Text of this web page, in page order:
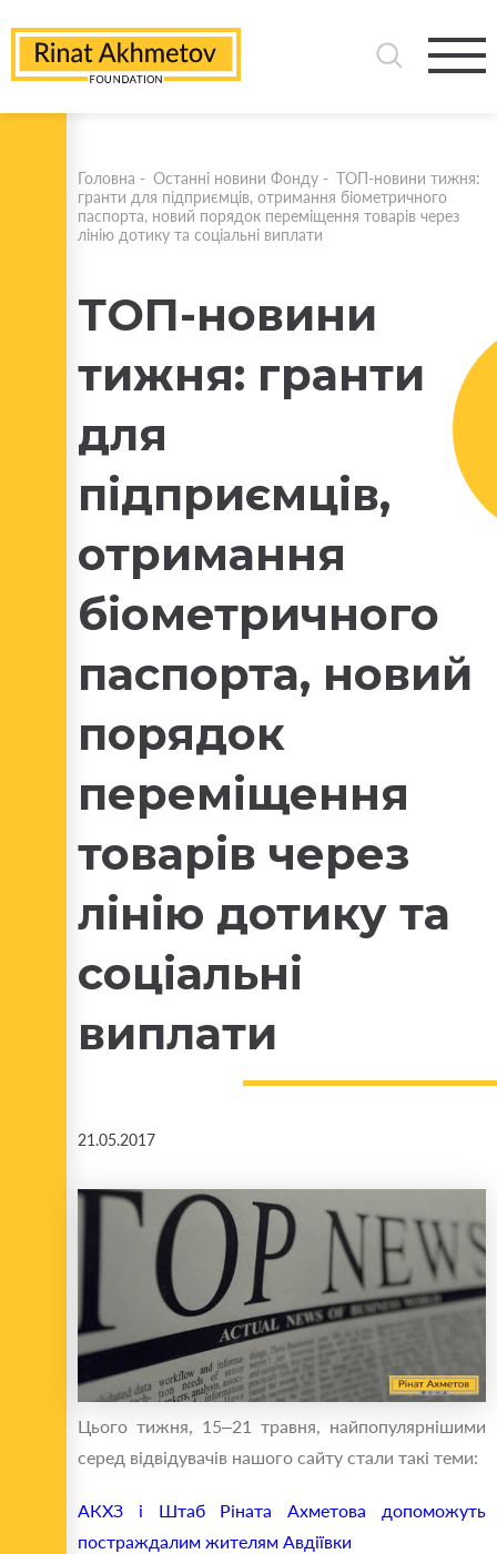
Головна - Останні новини Фонду - ТОП-новини тижня:
гранти для підприємців, отримання біометричного
паспорта, новий порядок переміщення товарів через
лінію дотику та соціальні виплати
ТОП-новини
тижня: гранти
для
підприємців,
отримання
біометричного
паспорта, новий
порядок
переміщення
товарів через
лінію дотику та
соціальні
виплати
21.05.2017
Цього тижня, 15–21 травня, найпопулярнішими
серед відвідувачів нашого сайту стали такі теми:
АКХЗ і Штаб Ріната Ахметова допоможуть
постраждалим жителям Авдіївки